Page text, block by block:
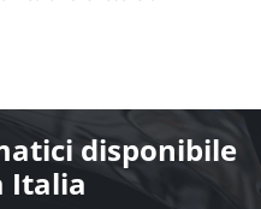
disponibile
Italia